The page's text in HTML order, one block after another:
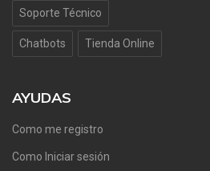
Soporte Técnico
Chatbots Tienda Online
AYUDAS
Como me registro
Como Iniciar sesión